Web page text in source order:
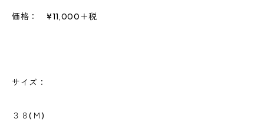
価格： ¥11,000＋税
サイズ：
３８(Ｍ)